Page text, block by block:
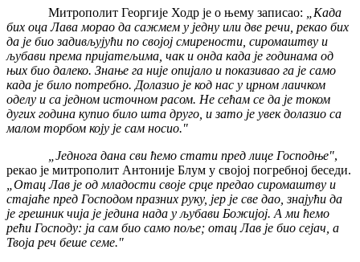
Митрополит Георгије Ходр је о њему записао:
„Када
бих оца Лава морао да сажмем у једну или две речи, рекао бих
да је био задивљујући по својој смирености, сиромаштву и
љубави према пријатељима, чак и онда када је годинама од
њих био далеко. Знање га није опијало и показивао га је само
када је било потребно. Долазио је код нас у црном лаичком
оделу и са једном источном расом. Не сећам се да је током
дугих година купио било шта друго, и зато је увек долазио са
малом торбом коју је сам носио."
„Једнога дана сви ћемо стати пред лице Господње",
рекао је митрополит Антоније Блум у својој погребној беседи.
„Отац Лав је од младости своје срце предао сиромаштву и
стајаће пред Господом празних руку, јер је све дао, знајући да
је грешник чија је једина нада у љубави Божијој. А ми ћемо
рећи Господу: ја сам био само поље; отац Лав је био сејач, а
Твоја реч беше семе."